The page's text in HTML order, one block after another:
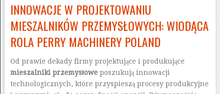
INNOWACJE W PROJEKTOWANIU
MIESZALNIKÓW PRZEMYSŁOWYCH: WIODĄCA
ROLA PERRY MACHINERY POLAND
Od prawie dekady firmy projektujące i produkujące
mieszalniki przemysłoweposzukują innowacji
technologicznych, które przyspieszą procesy produkcyjne